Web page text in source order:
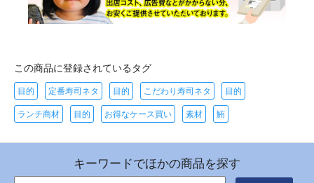
この商品に登録されているタグ
目的 定番寿司ネタ 目的 こだわり寿司ネタ 目的
ランチ商材 目的 お得なケース買い 素材 鮪
キーワードでほかの商品を探す